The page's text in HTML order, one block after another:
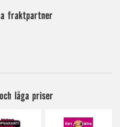
fraktpartner
låga priser